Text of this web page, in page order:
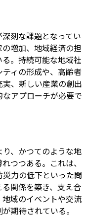
刻な課題となってい
増加、地域経済の担
。持続可能な地域社
ィの形成や、高齢者
、新しい産業の創出
アプローチが必要で
、かつてのような地
つつある。これは、
力の低下といった問
関係を築き、支え合
域のイベントや交流
期待されている。